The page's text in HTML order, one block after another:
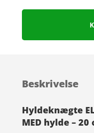
Beskrivelse
Hyldeknægte
MED hylde –